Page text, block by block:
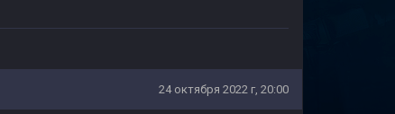
24 октября 2022 г, 20:00